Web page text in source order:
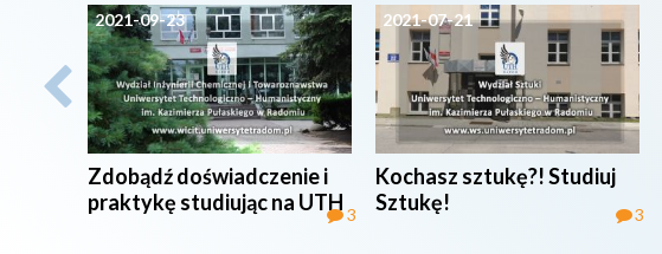
2021-09-23
Zdobądź doświadczenie i
praktykę studiując na UTH 3
2021-07-21
Kochasz sztukę?! Studiuj
Sztukę!
3